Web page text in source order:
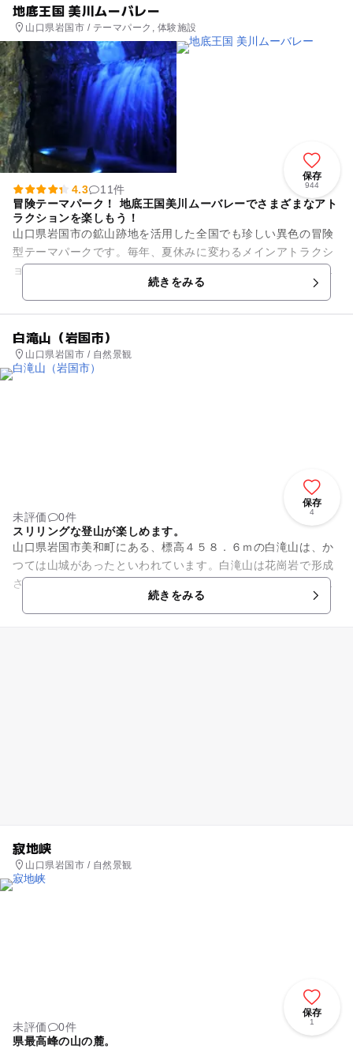
地底王国 美川ムーバレー
山口県岩国市 / テーマパーク, 体験施設
保存
944
4.3
11件
冒険テーマパーク！ 地底王国美川ムーバレーでさまざまなアト
ラクションを楽しもう！
山口県岩国市の鉱山跡地を活用した全国でも珍しい異色の冒険
型テーマパークです。毎年、夏休みに変わるメインアトラクシ
ョンをはじめ、季節ごとに開催されるイベントなどお子様から
大人の方まで通年楽しめます...続きをみる
白滝山（岩国市）
山口県岩国市 / 自然景観
保存
4
未評価
0件
スリリングな登山が楽しめます。
山口県岩国市美和町にある、標高４５８．６ｍの白滝山は、か
つては山城があったといわれています。白滝山は花崗岩で形成
されが岩峰です。アザラシ岩、入道岩、など名付けれらた岩塊
などが多く見られ、標高はあ...続きをみる
寂地峡
山口県岩国市 / 自然景観
保存
1
未評価
0件
県最高峰の山の麓。